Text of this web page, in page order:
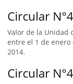
Circular
Valor de la Unidad
entre el 1 de enero
2014.
Circular